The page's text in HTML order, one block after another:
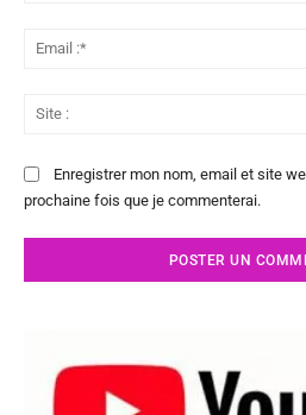
Enregistrer mon nom, email et site
prochaine fois que je commenterai.